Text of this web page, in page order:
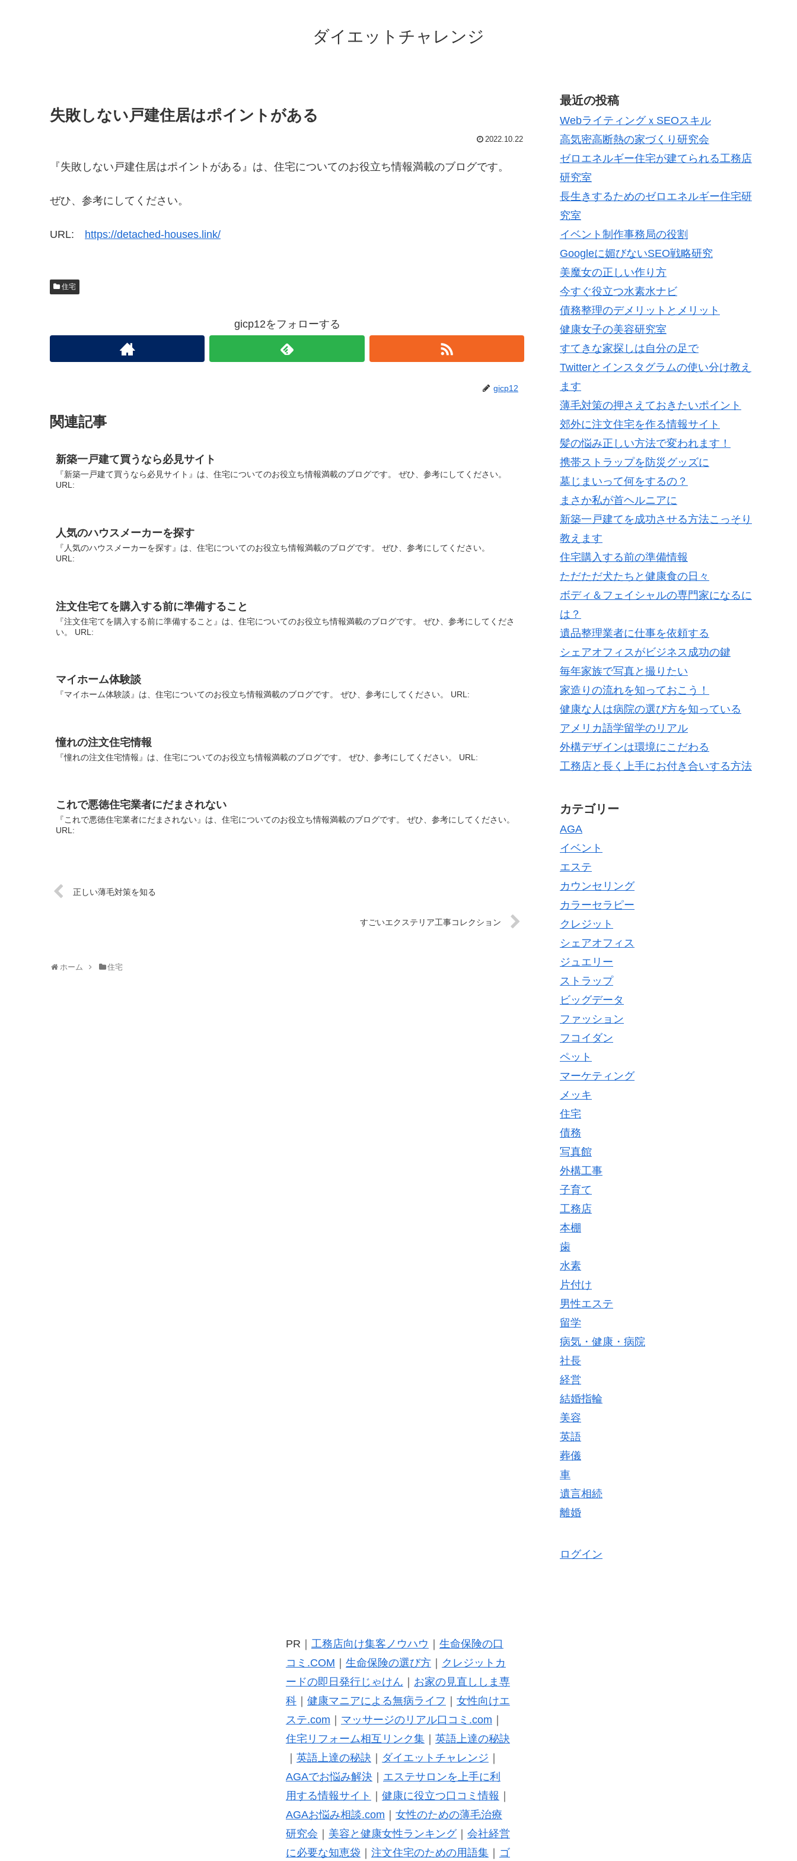
ダイエットチャレンジ
失敗しない戸建住居はポイントがある
2022.10.22
『失敗しない戸建住居はポイントがある』は、住宅についてのお役立ち情報満載のブログです。
ぜひ、参考にしてください。
URL: https://detached-houses.link/
住宅
gicp12をフォローする
gicp12
関連記事
新築一戸建て買うなら必見サイト
『新築一戸建て買うなら必見サイト』は、住宅についてのお役立ち情報満載のブログです。 ぜひ、参考にしてください。
URL:
人気のハウスメーカーを探す
『人気のハウスメーカーを探す』は、住宅についてのお役立ち情報満載のブログです。 ぜひ、参考にしてください。
URL:
注文住宅てを購入する前に準備すること
『注文住宅てを購入する前に準備すること』は、住宅についてのお役立ち情報満載のブログです。 ぜひ、参考にしてくださ
い。 URL:
マイホーム体験談
『マイホーム体験談』は、住宅についてのお役立ち情報満載のブログです。 ぜひ、参考にしてください。 URL:
憧れの注文住宅情報
『憧れの注文住宅情報』は、住宅についてのお役立ち情報満載のブログです。 ぜひ、参考にしてください。 URL:
これで悪徳住宅業者にだまされない
『これで悪徳住宅業者にだまされない』は、住宅についてのお役立ち情報満載のブログです。 ぜひ、参考にしてください。
URL:
正しい薄毛対策を知る
すごいエクステリア工事コレクション
ホーム 住宅
最近の投稿
WebライティングｘSEOスキル
高気密高断熱の家づくり研究会
ゼロエネルギー住宅が建てられる工務店
研究室
長生きするためのゼロエネルギー住宅研
究室
イベント制作事務局の役割
Googleに媚びないSEO戦略研究
美魔女の正しい作り方
今すぐ役立つ水素水ナビ
債務整理のデメリットとメリット
健康女子の美容研究室
すてきな家探しは自分の足で
Twitterとインスタグラムの使い分け教え
ます
薄毛対策の押さえておきたいポイント
郊外に注文住宅を作る情報サイト
髪の悩み正しい方法で変われます！
携帯ストラップを防災グッズに
墓じまいって何をするの？
まさか私が首ヘルニアに
新築一戸建てを成功させる方法こっそり
教えます
住宅購入する前の準備情報
ただただ犬たちと健康食の日々
ボディ＆フェイシャルの専門家になるに
は？
遺品整理業者に仕事を依頼する
シェアオフィスがビジネス成功の鍵
毎年家族で写真と撮りたい
家造りの流れを知っておこう！
健康な人は病院の選び方を知っている
アメリカ語学留学のリアル
外構デザインは環境にこだわる
工務店と長く上手にお付き合いする方法
カテゴリー
AGA
イベント
エステ
カウンセリング
カラーセラピー
クレジット
シェアオフィス
ジュエリー
ストラップ
ビッグデータ
ファッション
フコイダン
ペット
マーケティング
メッキ
住宅
債務
写真館
外構工事
子育て
工務店
本棚
歯
水素
片付け
男性エステ
留学
病気・健康・病院
社長
経営
結婚指輪
美容
英語
葬儀
車
遺言相続
離婚
ログイン
PR｜ 工務店向け集客ノウハウ
生命保険の口
コミ.COM
生命保険の選び方｜
クレジットカ
ードの即日発行じゃけん
お家の見直ししま専
科｜ 健康マニアによる無病ライフ
女性向けエ
ステ.com
マッサージのリアル口コミ.com
住宅リフォーム相互リンク集｜ 英語上達の秘訣
英語上達の秘訣 ダイエットチャレンジ
AGAでお悩み解決｜ エステサロンを上手に利
用する情報サイト
健康に役立つ口コミ情報
AGAお悩み相談.com
女性のための薄毛治療
研究会
美容と健康女性ランキング｜ 会社経営
に必要な知恵袋
注文住宅のための用語集｜ ゴ